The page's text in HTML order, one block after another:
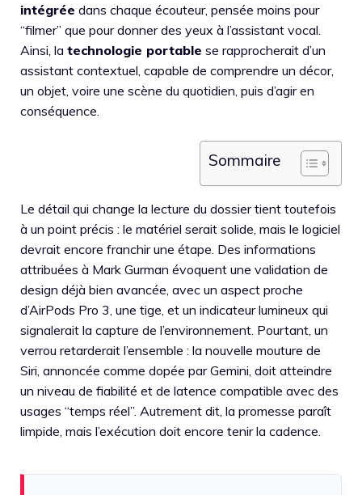
intégrée dans chaque écouteur, pensée moins pour
“filmer” que pour donner des yeux à l’assistant vocal.
Ainsi, la technologie portable se rapprocherait d’un
assistant contextuel, capable de comprendre un décor,
un objet, voire une scène du quotidien, puis d’agir en
conséquence.
Sommaire
Le détail qui change la lecture du dossier tient toutefois
à un point précis : le matériel serait solide, mais le logiciel
devrait encore franchir une étape. Des informations
attribuées à Mark Gurman évoquent une validation de
design déjà bien avancée, avec un aspect proche
d’AirPods Pro 3, une tige, et un indicateur lumineux qui
signalerait la capture de l’environnement. Pourtant, un
verrou retarderait l’ensemble : la nouvelle mouture de
Siri, annoncée comme dopée par Gemini, doit atteindre
un niveau de fiabilité et de latence compatible avec des
usages “temps réel”. Autrement dit, la promesse paraît
limpide, mais l’exécution doit encore tenir la cadence.